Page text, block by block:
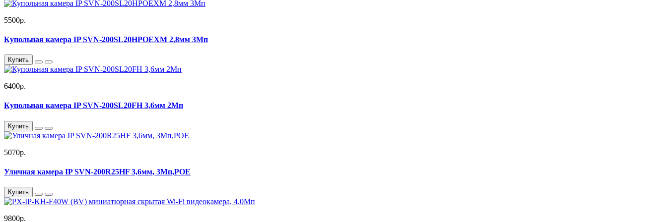
5500р.
Купольная камера IP SVN-200SL20HPOEXM 2,8мм 3Мп
Купить
6400р.
Купольная камера IP SVN-200SL20FH 3,6мм 2Мп
Купить
5070р.
Уличная камера IP SVN-200R25HF 3,6мм, 3Мп,POE
Купить
9800р.